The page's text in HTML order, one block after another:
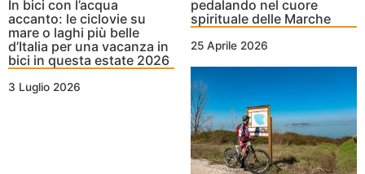
In bici con l’acqua
accanto: le ciclovie su
mare o laghi più belle
d’Italia per una vacanza in
bici in questa estate 2026
3 Luglio 2026
pedalando nel cuore
spirituale delle Marche
25 Aprile 2026